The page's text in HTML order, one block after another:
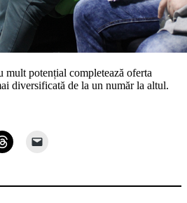
potențial completează oferta
diversificată de la un număr la altul.